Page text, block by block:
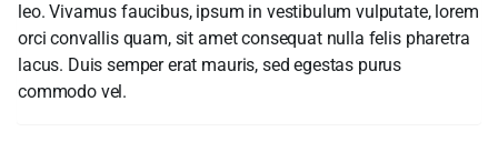
leo. Vivamus faucibus, ipsum in vestibulum vulputate, lorem
orci convallis quam, sit amet consequat nulla felis pharetra
lacus. Duis semper erat mauris, sed egestas purus
commodo vel.